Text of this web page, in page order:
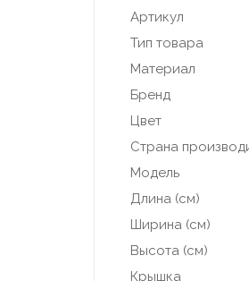
Артикул
Тип товара
Материал
Бренд
Цвет
Страна
Модель
Длина (см)
Ширина (см)
Высота (см)
Крышка